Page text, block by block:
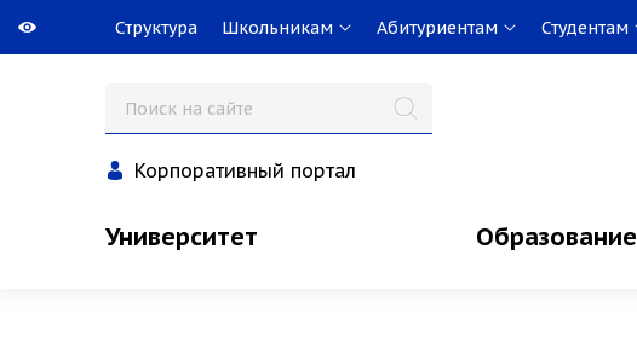
Структура Школьникам Абитуриентам Студентам
Корпоративный портал
Университет Образование